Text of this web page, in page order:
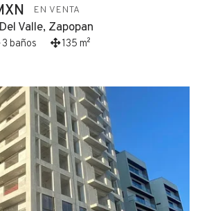
EN VENTA
Valle, Zapopan
3 baños 135 m²